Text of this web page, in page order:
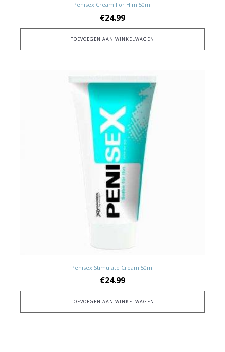
Penisex Cream For Him 50ml
€24.99
TOEVOEGEN AAN WINKELWAGEN
Penisex Stimulate Cream 50ml
€24.99
TOEVOEGEN AAN WINKELWAGEN